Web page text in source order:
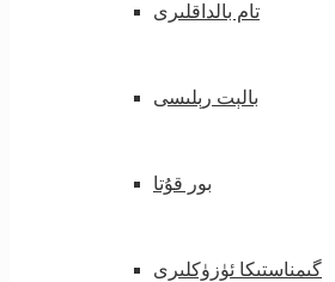
تام بالداقلىرى
بالېت رېلىسى
بور قۇتا
گىمناستىكا ئۈزۈكلىرى